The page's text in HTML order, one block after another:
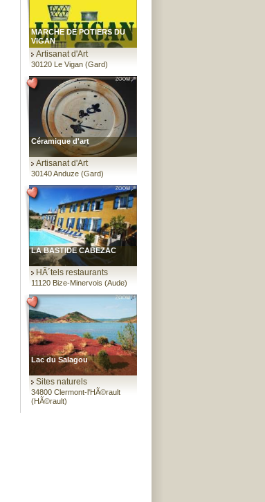
MARCHE DE POTIERS DU
VIGAN
Artisanat d'Art
30120 Le Vigan (Gard)
Céramique d'art
Artisanat d'Art
30140 Anduze (Gard)
LA BASTIDE CABEZAC
HÃ´tels restaurants
11120 Bize-Minervois (Aude)
Lac du Salagou
Sites naturels
34800 Clermont-l'HÃ©rault
(HÃ©rault)